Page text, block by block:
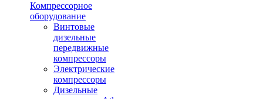
Компрессорное
оборудование
Винтовые
дизельные
передвижные
компрессоры
Электрические
компрессоры
Дизельные